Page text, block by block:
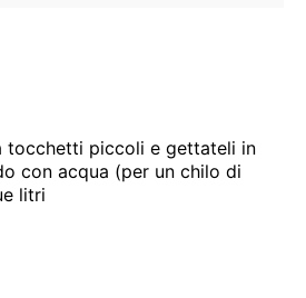
tocchetti piccoli e gettateli in
con acqua (per un chilo di
litri